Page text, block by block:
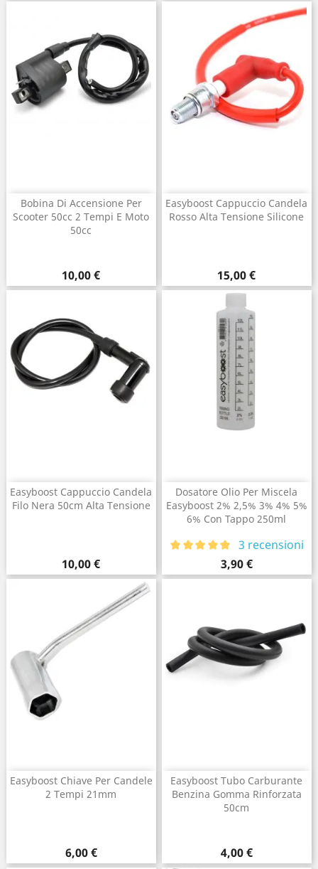
Bobina Di Accensione Per
Scooter 50cc 2 Tempi E Moto
50cc
Prezzo
10,00 €
Easyboost Cappuccio Candela
Rosso Alta Tensione Silicone
Prezzo
15,00 €
Easyboost Cappuccio Candela
Filo Nera 50cm Alta Tensione
Prezzo
10,00 €
Dosatore Olio Per Miscela
Easyboost 2% 2,5% 3% 4% 5%
6% Con Tappo 250ml
Prezzo
3,90 €
3 recensioni
Easyboost Chiave Per Candele
2 Tempi 21mm
Prezzo
6,00 €
Easyboost Tubo Carburante
Benzina Gomma Rinforzata
50cm
Prezzo
4,00 €